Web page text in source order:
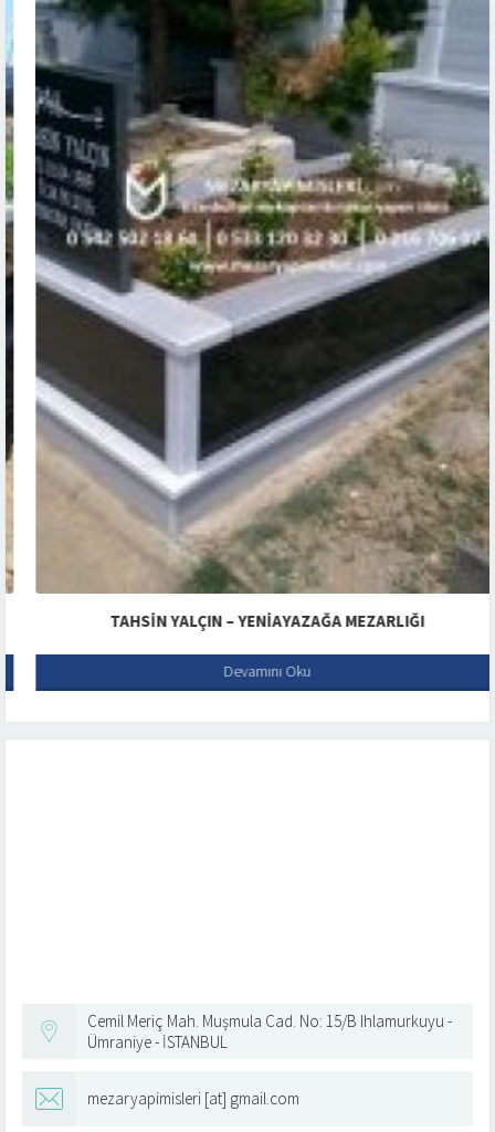
TAHSIN YALÇIN – YENIAYAZAĞA MEZARLIĞI
Devamını Oku
Cemil Meriç Mah. Muşmula Cad. No: 15/B Ihlamurkuyu -
Ümraniye - İSTANBUL
mezaryapimisleri [at] gmail.com